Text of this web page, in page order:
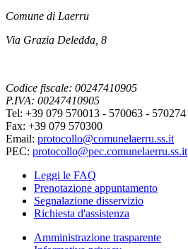
Comune di Laerru
Via Grazia Deledda, 8
Codice fiscale: 00247410905
P.IVA: 00247410905
Tel: +39 079 570013 - 570063 - 570274
Fax: +39 079 570300
Email: protocollo@comunelaerru.ss.it
PEC: protocollo@pec.comunelaerru.ss.it
Leggi le FAQ
Prenotazione appuntamento
Segnalazione disservizio
Richiesta d'assistenza
Amministrazione trasparente